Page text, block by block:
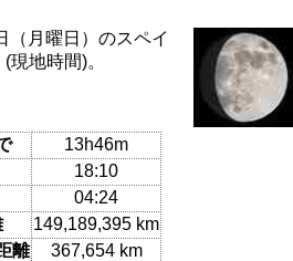
（月曜日）のスペイ
現地時間)。
13h46m
18:10
04:24
149,189,395 km
離
367,654 km